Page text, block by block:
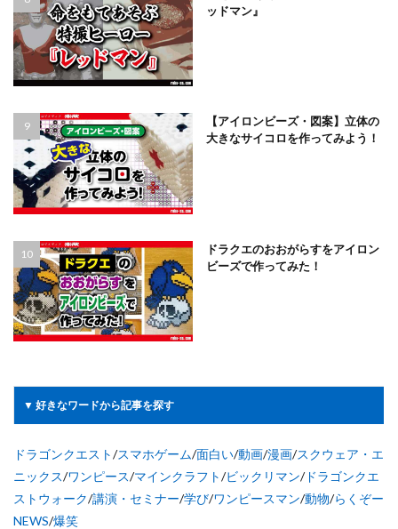
ッドマン』
【アイロンビーズ・図案】立体の
大きなサイコロを作ってみよう！
ドラクエのおおがらすをアイロン
ビーズで作ってみた！
▼ 好きなワードから記事を探す
ドラゴンクエスト/スマホゲーム/面白い/動画/漫画/スクウェア・エ
ニックス/ワンピース/マインクラフト/ビックリマン/ドラゴンクエ
ストウォーク/講演・セミナー/学び/ワンピースマン/動物/らくぞー
NEWS/爆笑